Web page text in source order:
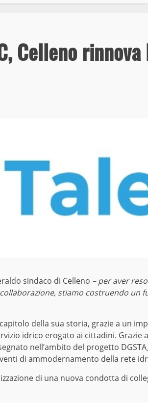
Celleno
sindaco di Celleno – per aver
stiamo costruendo un
della sua storia, grazie a un
idrico erogato ai cittadini. Grazie
nell’ambito del progetto
di ammodernamento della rete
di una nuova condotta di